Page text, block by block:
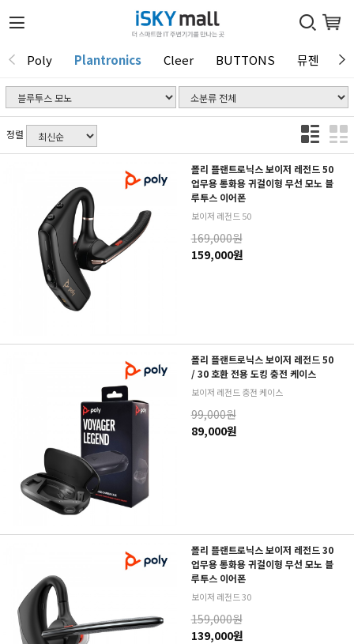
Poly Plantronics Cleer BUTTONS 뮤젠
1 / 0
정렬
폴리 플랜트로닉스 보이저 레전드 50
업무용 통화용 귀걸이형 무선 모노 블
루투스 이어폰
보이저 레전드 50
169,000원
159,000원
폴리 플랜트로닉스 보이저 레전드 50
/ 30 호환 전용 도킹 충전 케이스
보이저 레전드 충전 케이스
99,000원
89,000원
폴리 플랜트로닉스 보이저 레전드 30
업무용 통화용 귀걸이형 무선 모노 블
루투스 이어폰
보이저 레전드 30
159,000원
139,000원